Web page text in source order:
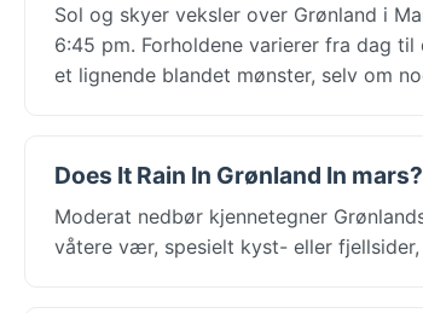
Sol og skyer veksler over Grønland i
6:45 pm. Forholdene varierer fra dag
et lignende blandet mønster, selv om
Does It Rain In Grønland In mars?
Moderat nedbør kjennetegner
våtere vær, spesielt kyst- eller